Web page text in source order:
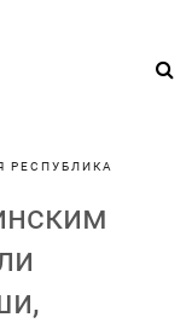
РЕСПУБЛИКА